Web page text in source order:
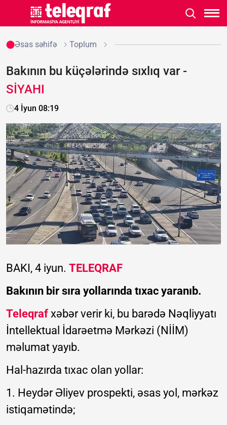
Əsas səhifə Toplum
Bakının bu küçələrində sıxlıq var -
SİYAHI
4 İyun 08:19
BAKI, 4 iyun. TELEQRAF
Bakının bir sıra yollarında tıxac yaranıb.
Teleqraf xəbər verir ki, bu barədə Nəqliyyatı
İntellektual İdarəetmə Mərkəzi (NİİM)
məlumat yayıb.
Hal-hazırda tıxac olan yollar:
1. Heydər Əliyev prospekti, əsas yol, mərkəz
istiqamətində;